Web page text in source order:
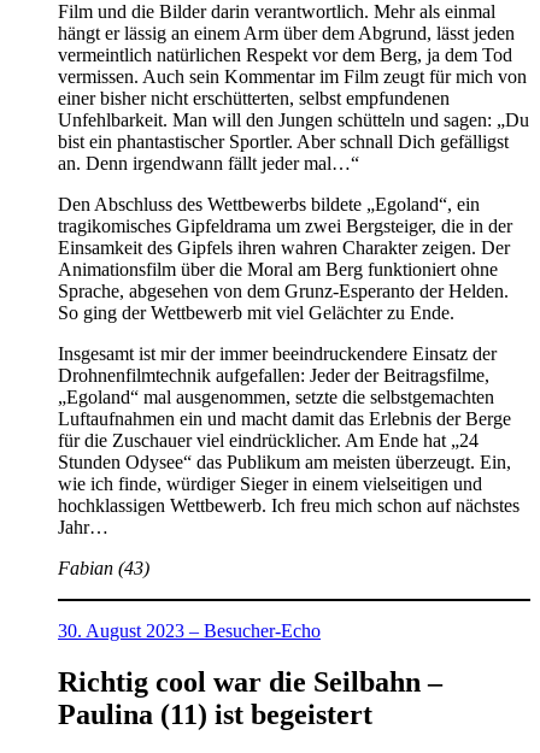
Film und die Bilder darin verantwortlich. Mehr als einmal
hängt er lässig an einem Arm über dem Abgrund, lässt jeden
vermeintlich natürlichen Respekt vor dem Berg, ja dem Tod
vermissen. Auch sein Kommentar im Film zeugt für mich von
einer bisher nicht erschütterten, selbst empfundenen
Unfehlbarkeit. Man will den Jungen schütteln und sagen: „Du
bist ein phantastischer Sportler. Aber schnall Dich gefälligst
an. Denn irgendwann fällt jeder mal…“
Den Abschluss des Wettbewerbs bildete „Egoland“, ein
tragikomisches Gipfeldrama um zwei Bergsteiger, die in der
Einsamkeit des Gipfels ihren wahren Charakter zeigen. Der
Animationsfilm über die Moral am Berg funktioniert ohne
Sprache, abgesehen von dem Grunz-Esperanto der Helden.
So ging der Wettbewerb mit viel Gelächter zu Ende.
Insgesamt ist mir der immer beeindruckendere Einsatz der
Drohnenfilmtechnik aufgefallen: Jeder der Beitragsfilme,
„Egoland“ mal ausgenommen, setzte die selbstgemachten
Luftaufnahmen ein und macht damit das Erlebnis der Berge
für die Zuschauer viel eindrücklicher. Am Ende hat „24
Stunden Odysee“ das Publikum am meisten überzeugt. Ein,
wie ich finde, würdiger Sieger in einem vielseitigen und
hochklassigen Wettbewerb. Ich freu mich schon auf nächstes
Jahr…
Fabian (43)
30. August 2023 – Besucher-Echo
Richtig cool war die Seilbahn –
Paulina (11) ist begeistert